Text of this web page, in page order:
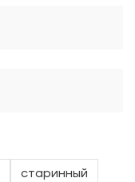
старинный